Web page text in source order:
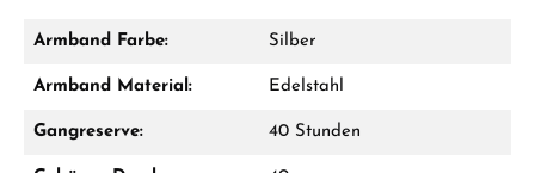
Armband Farbe: Silber
Armband Material: Edelstahl
Gangreserve: 40 Stunden